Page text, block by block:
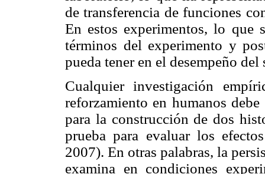
de transferencia de funciones
En estos experimentos, lo que
términos del experimento y
pueda tener en el desempeño
Cualquier investigación
reforzamiento en humanos
para la construcción de dos
prueba para evaluar los
2007). En otras palabras, la
examina en condiciones